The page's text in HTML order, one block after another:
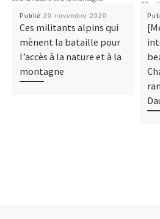
Publié 20 novembre 2020
Ces militants alpins qui
mènent la bataille pour
l’accès à la nature et à la
montagne